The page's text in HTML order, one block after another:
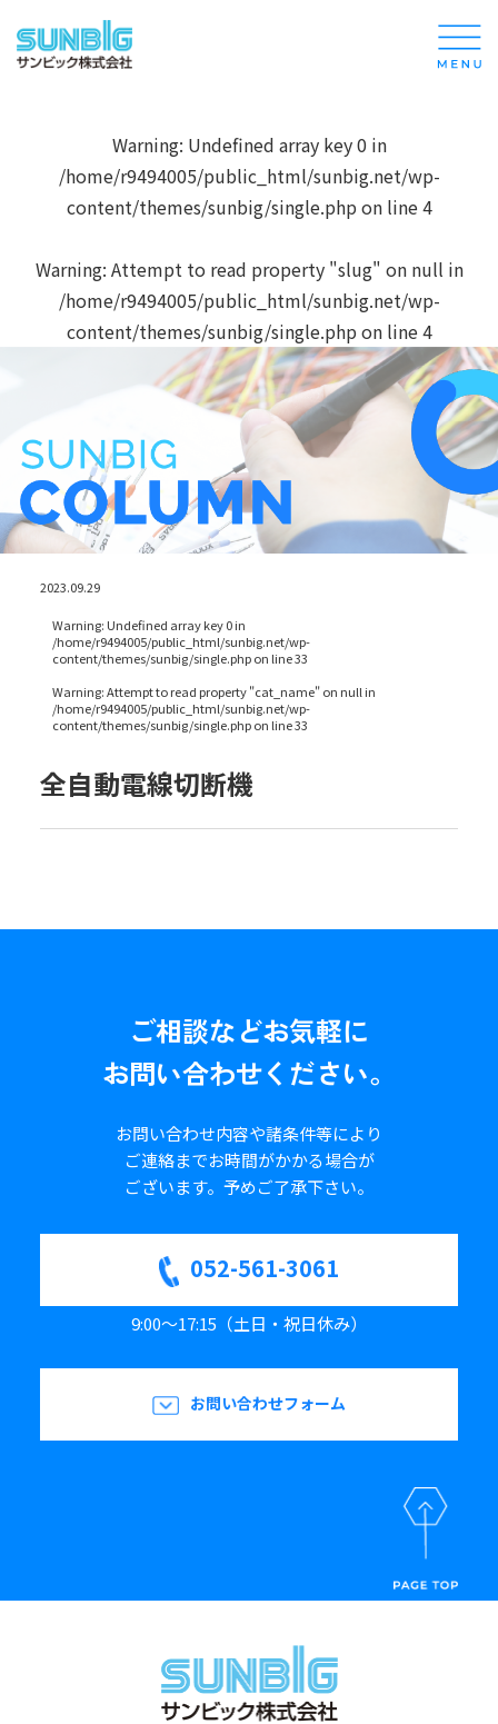
Warning: Undefined array key 0 in
/home/r9494005/public_html/sunbig.net/wp-
content/themes/sunbig/single.phpon line4
Warning: Attempt to read property "slug" on null in
/home/r9494005/public_html/sunbig.net/wp-
content/themes/sunbig/single.phpon line4
2023.09.29
Warning: Undefined array key 0 in
/home/r9494005/public_html/sunbig.net/wp-
content/themes/sunbig/single.phpon line33
Warning: Attempt to read property "cat_name" on null in
/home/r9494005/public_html/sunbig.net/wp-
content/themes/sunbig/single.phpon line33
全自動電線切断機
ご相談などお気軽に
お問い合わせください。
お問い合わせ内容や諸条件等により
ご連絡までお時間がかかる場合が
ございます。 予めご了承下さい。
052-561-3061
9:00～17:15（土日・祝日休み）
お問い合わせフォーム